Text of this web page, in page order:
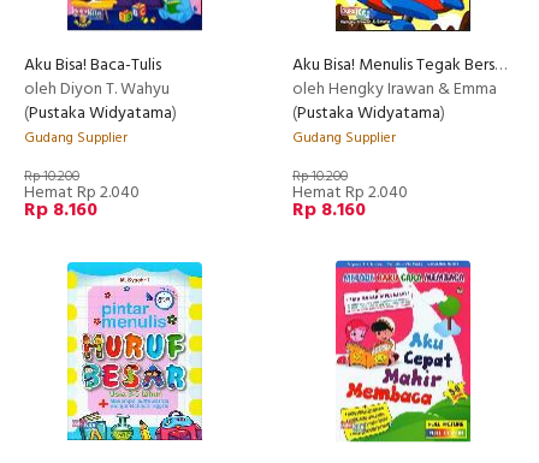
Aku Bisa! Baca-Tulis
oleh Diyon T. Wahyu
(Pustaka Widyatama)
Gudang Supplier
Rp 10.200
Hemat Rp 2.040
Rp 8.160
Aku Bisa! Menulis Tegak Bersambung
oleh Hengky Irawan & Emma
(Pustaka Widyatama)
Gudang Supplier
Rp 10.200
Hemat Rp 2.040
Rp 8.160